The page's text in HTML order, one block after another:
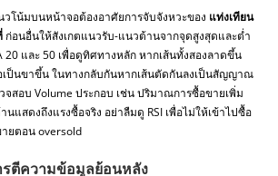
วโน้มบนหน้าจอต้องอาศัยการจับจังหวะของ แท่งเทียน
ก่อนอื่นให้สังเกตแนวรับ-แนวต้านจากจุดสูงสุดและต่ำ
20 และ 50 เพื่อดูทิศทางหลัก หากเส้นทั้งสองลาดขึ้น
เป็นขาขึ้น ในทางกลับกันหากเส้นตัดกันลงเป็นสัญญาณ
สอบ Volume ประกอบ เช่น ปริมาณการซื้อขายเพิ่ม
แสดงถึงแรงซื้อจริง อย่าลืมดู RSI เพื่อไม่ให้เข้าไปซื้อ
ยตอน oversold
รตีความข้อมูลย้อนหลัง